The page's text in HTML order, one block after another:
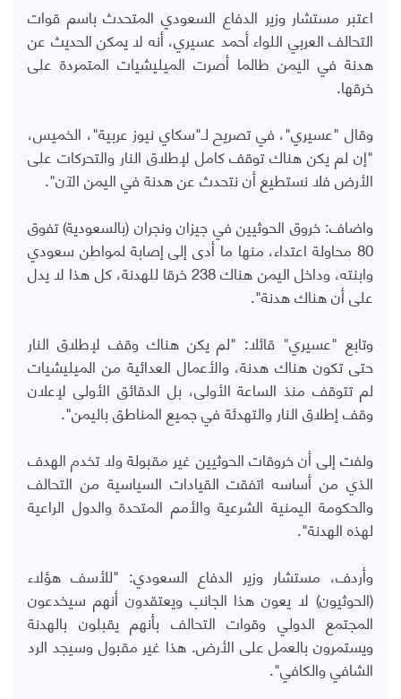
اعتبر مستشار وزير الدفاع السعودي المتحدث باسم قوات
التحالف العربي اللواء أحمد عسيري، أنه لا يمكن الحديث عن
هدنة في اليمن طالما أصرت الميليشيات المتمردة على
خرقها.
وقال "عسيري"، في تصريح لـ"سكاي نيوز عربية"، الخميس،
"إن لم يكن هناك توقف كامل لإطلاق النار والتحركات على
الأرض فلا نستطيع أن نتحدث عن هدنة في اليمن الآن".
واضاف: خروق الحوثيين في جيزان ونجران (بالسعودية) تفوق
80 محاولة اعتداء، منها ما أدى إلى إصابة لمواطن سعودي
وابنته، وداخل اليمن هناك 238 خرقا للهدنة، كل هذا لا يدل
على أن هناك هدنة".
وتابع "عسيري" قائلا: "لم يكن هناك وقف لإطلاق النار
حتى تكون هناك هدنة، والأعمال العدائية من الميليشيات
لم تتوقف منذ الساعة الأولى، بل الدقائق الأولى لإعلان
وقف إطلاق النار والتهدئة في جميع المناطق باليمن".
ولفت إلى أن خروقات الحوثيين غير مقبولة ولا تخدم الهدف
الذي من أساسه اتفقت القيادات السياسية من التحالف
والحكومة اليمنية الشرعية والأمم المتحدة والدول الراعية
لهذه الهدنة".
وأردف، مستشار وزير الدفاع السعودي: "للأسف هؤلاء
(الحوثيون) لا يعون هذا الجانب ويعتقدون أنهم سيخدعون
المجتمع الدولي وقوات التحالف بأنهم يقبلون بالهدنة
ويستمرون بالعمل على الأرض. هذا غير مقبول وسيجد الرد
الشافي والكافي".